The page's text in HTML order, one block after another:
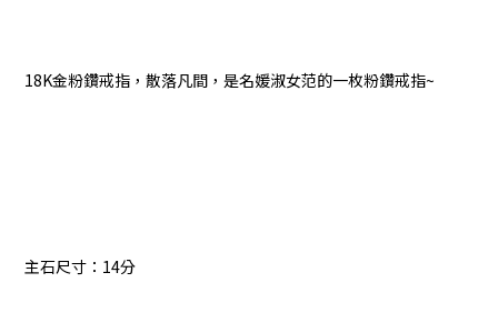
18K金粉鑽戒指，散落凡間，是名媛淑女范的一枚粉鑽戒指~
主石尺寸：14分